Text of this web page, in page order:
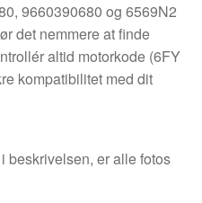
9660390680 og 6569N2
det nemmere at finde
altid motorkode (6FY
kompatibilitet med dit
beskrivelsen, er alle fotos